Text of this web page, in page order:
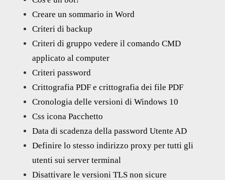
Creare un sommario in Word
Criteri di backup
Criteri di gruppo vedere il comando CMD
applicato al computer
Criteri password
Crittografia PDF e crittografia dei file PDF
Cronologia delle versioni di Windows 10
Css icona Pacchetto
Data di scadenza della password Utente AD
Definire lo stesso indirizzo proxy per tutti gli
utenti sui server terminal
Disattivare le versioni TLS non sicure